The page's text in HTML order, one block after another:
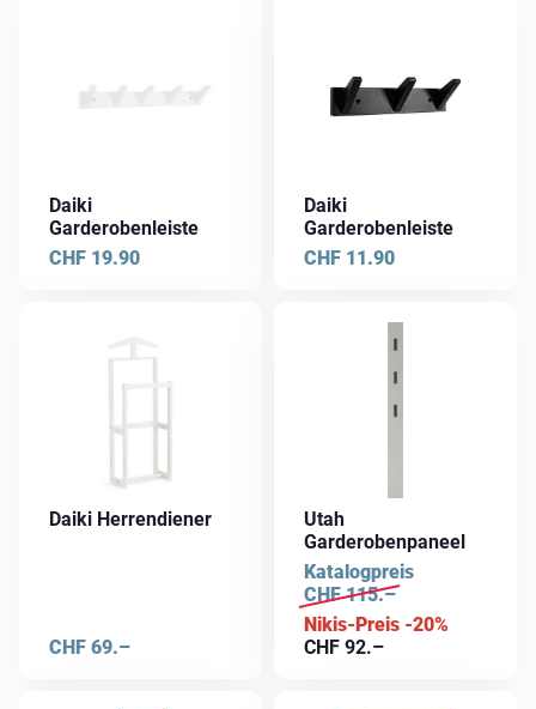
Daiki
Garderobenleiste
CHF 19.90
Daiki
Garderobenleiste
CHF 11.90
Daiki Herrendiener
CHF 69.–
Utah
Garderobenpaneel
Katalogpreis
CHF115.–
Nikis-Preis -20%
CHF 92.–